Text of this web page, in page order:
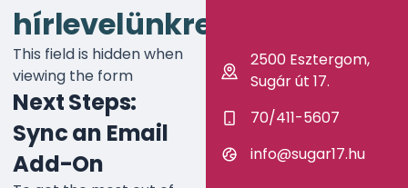
hírlevelünkre!
This field is hidden when
viewing the form
Next Steps:
Sync an Email
Add-On
2500 Esztergom,
Sugár út 17.
70/411-5607
info@sugar17.hu